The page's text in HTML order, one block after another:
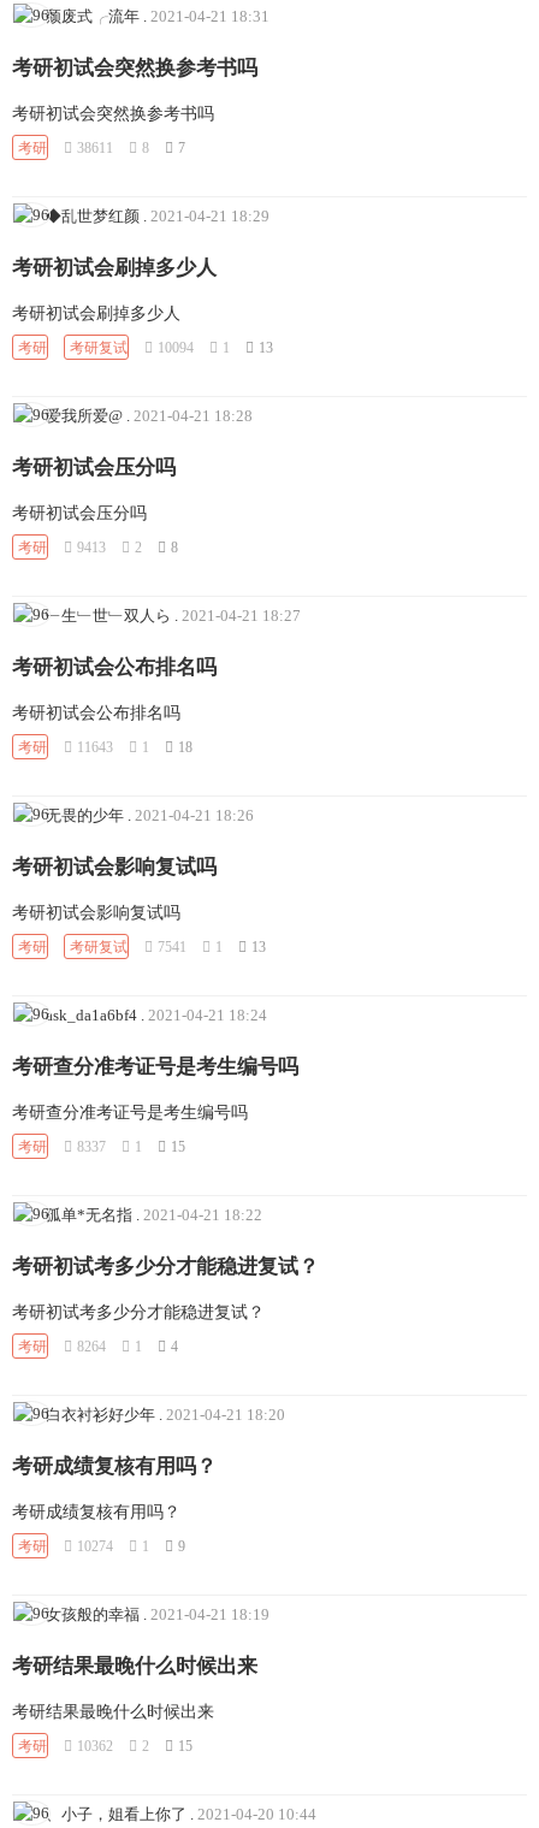
颓废式╭流年 2021-04-21 18:31
考研初试会突然换参考书吗
考研初试会突然换参考书吗
考研 38611 8 7
◆乱世梦红颜 2021-04-21 18:29
考研初试会刷掉多少人
考研初试会刷掉多少人
考研 考研复试 10094 1 13
爱我所爱@ 2021-04-21 18:28
考研初试会压分吗
考研初试会压分吗
考研 9413 2 8
﹂生﹂世﹂双人ら 2021-04-21 18:27
考研初试会公布排名吗
考研初试会公布排名吗
考研 11643 1 18
无畏的少年 2021-04-21 18:26
考研初试会影响复试吗
考研初试会影响复试吗
考研 考研复试 7541 1 13
ask_da1a6bf4 2021-04-21 18:24
考研查分准考证号是考生编号吗
考研查分准考证号是考生编号吗
考研 8337 1 15
孤单*无名指 2021-04-21 18:22
考研初试考多少分才能稳进复试？
考研初试考多少分才能稳进复试？
考研 8264 1 4
白衣衬衫好少年 2021-04-21 18:20
考研成绩复核有用吗？
考研成绩复核有用吗？
考研 10274 1 9
女孩般的幸福 2021-04-21 18:19
考研结果最晚什么时候出来
考研结果最晚什么时候出来
考研 10362 2 15
、小子，姐看上你了 2021-04-20 10:44